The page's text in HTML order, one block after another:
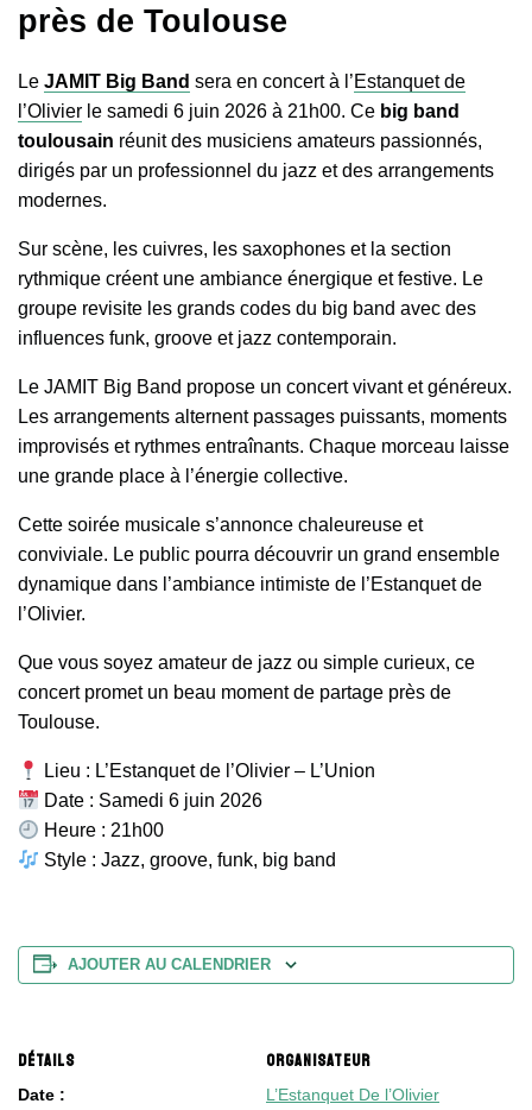
près de Toulouse
Le JAMIT Big Band sera en concert à l’Estanquet de
l’Olivierle samedi 6 juin 2026 à 21h00. Ce big band
toulousain réunit des musiciens amateurs passionnés,
dirigés par un professionnel du jazz et des arrangements
modernes.
Sur scène, les cuivres, les saxophones et la section
rythmique créent une ambiance énergique et festive. Le
groupe revisite les grands codes du big band avec des
influences funk, groove et jazz contemporain.
Le JAMIT Big Band propose un concert vivant et généreux.
Les arrangements alternent passages puissants, moments
improvisés et rythmes entraînants. Chaque morceau laisse
une grande place à l’énergie collective.
Cette soirée musicale s’annonce chaleureuse et
conviviale. Le public pourra découvrir un grand ensemble
dynamique dans l’ambiance intimiste de l’Estanquet de
l’Olivier.
Que vous soyez amateur de jazz ou simple curieux, ce
concert promet un beau moment de partage près de
Toulouse.
Lieu : L’Estanquet de l’Olivier – L’Union
Date : Samedi 6 juin 2026
Heure : 21h00
Style : Jazz, groove, funk, big band
AJOUTER AU CALENDRIER
DÉTAILS
Date :
ORGANISATEUR
L’Estanquet De l’Olivier